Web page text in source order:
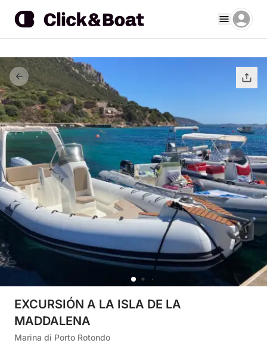
EXCURSIÓN A LA ISLA DE LA
MADDALENA
Marina di Porto Rotondo